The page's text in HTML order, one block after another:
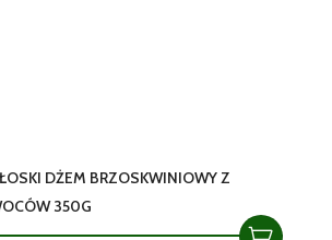
DŻEM BRZOSKWINIOWY Z
350G